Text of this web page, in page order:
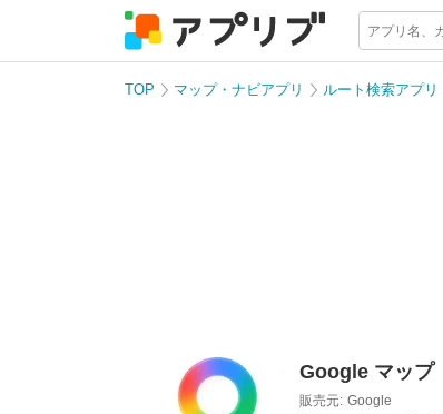
TOP マップ・ナビアプリ ルート検索アプリ
Google マップ
販売元: Google